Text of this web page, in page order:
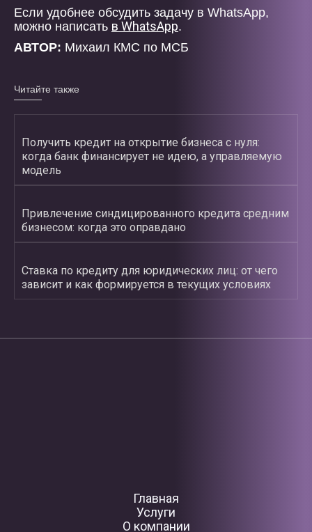
Если удобнее обсудить задачу в WhatsApp,
можно написать в WhatsApp.
АВТОР: Михаил КМС по МСБ
Читайте также
Получить кредит на открытие бизнеса с нуля:
когда банк финансирует не идею, а управляемую
модель
Привлечение синдицированного кредита средним
бизнесом: когда это оправдано
Ставка по кредиту для юридических лиц: от чего
зависит и как формируется в текущих условиях
Главная
Услуги
О компании